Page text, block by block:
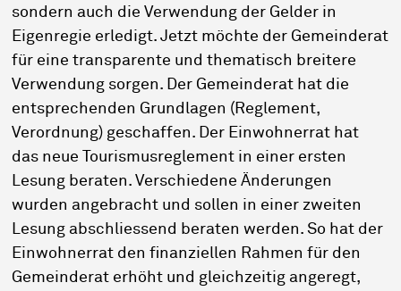
sondern auch die Verwendung der Gelder in
Eigenregie erledigt. Jetzt möchte der Gemeinderat
für eine transparente und thematisch breitere
Verwendung sorgen. Der Gemeinderat hat die
entsprechenden Grundlagen (Reglement,
Verordnung) geschaffen. Der Einwohnerrat hat
das neue Tourismusreglement in einer ersten
Lesung beraten. Verschiedene Änderungen
wurden angebracht und sollen in einer zweiten
Lesung abschliessend beraten werden. So hat der
Einwohnerrat den finanziellen Rahmen für den
Gemeinderat erhöht und gleichzeitig angeregt,